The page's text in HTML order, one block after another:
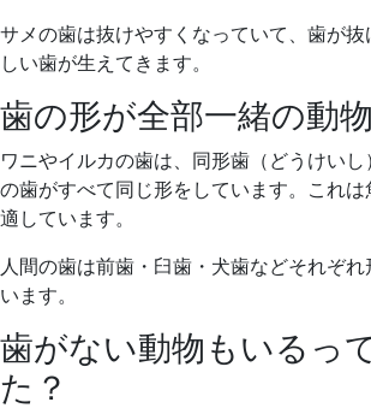
サメの歯は抜けやすくなっていて、歯が
しい歯が生えてきます。
歯の形が全部一緒の動
ワニやイルカの歯は、同形歯（どうけい
の歯がすべて同じ形をしています。これ
適しています。
人間の歯は前歯・臼歯・犬歯などそれぞ
います。
歯がない動物もいるっ
た？